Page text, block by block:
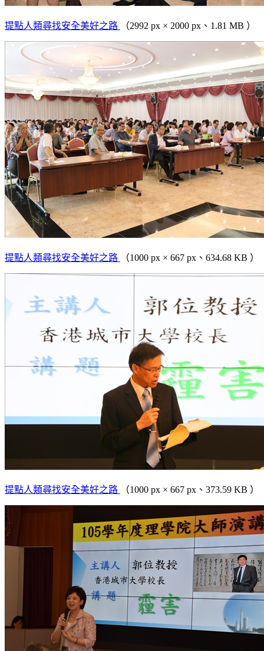
提點人類尋找安全美好之路 （2992 px × 2000 px、1.81 MB ）
提點人類尋找安全美好之路 （1000 px × 667 px、634.68 KB ）
提點人類尋找安全美好之路 （1000 px × 667 px、373.59 KB ）